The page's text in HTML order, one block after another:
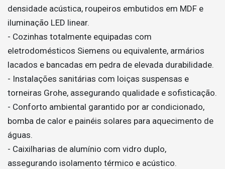
densidade acústica, roupeiros embutidos em MDF e
iluminação LED linear.
- Cozinhas totalmente equipadas com
eletrodomésticos Siemens ou equivalente, armários
lacados e bancadas em pedra de elevada durabilidade.
- Instalações sanitárias com loiças suspensas e
torneiras Grohe, assegurando qualidade e sofisticação.
- Conforto ambiental garantido por ar condicionado,
bomba de calor e painéis solares para aquecimento de
águas.
- Caixilharias de alumínio com vidro duplo,
assegurando isolamento térmico e acústico.